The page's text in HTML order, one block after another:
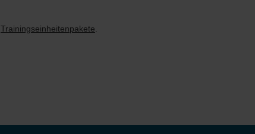
Trainingseinheitenpakete